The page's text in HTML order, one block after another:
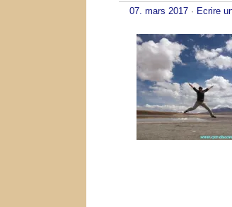
07. mars 2017 · Ecrire